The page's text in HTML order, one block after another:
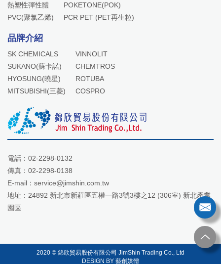
熱塑性彈性體
PVC(聚氯乙烯)
POKETONE(POK)
PCR PET (PET再生粒)
品牌介紹
SK CHEMICALS
SUKANO(蘇卡諾)
HYOSUNG(曉星)
MITSUBISHI(三菱)
VINNOLIT
CHEMTROS
ROTUBA
COSPRO
電話： 02-2298-0132
傳真：02-2298-0138
E-mail： service@jimshin.com.tw
地址： 24892 新北市新莊區五權一路3號3樓之12 (306室) 新北產業
園區
2020 © 錦欣貿易股份有限公司 JimShin Trading Co., Ltd
DESIGN BY 藝創媒體